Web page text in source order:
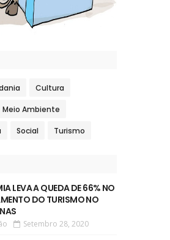
Cultura
Meio Ambiente
Social Turismo
LEVA A QUEDA DE 66% NO
DO TURISMO NO
Setembro 28, 2020